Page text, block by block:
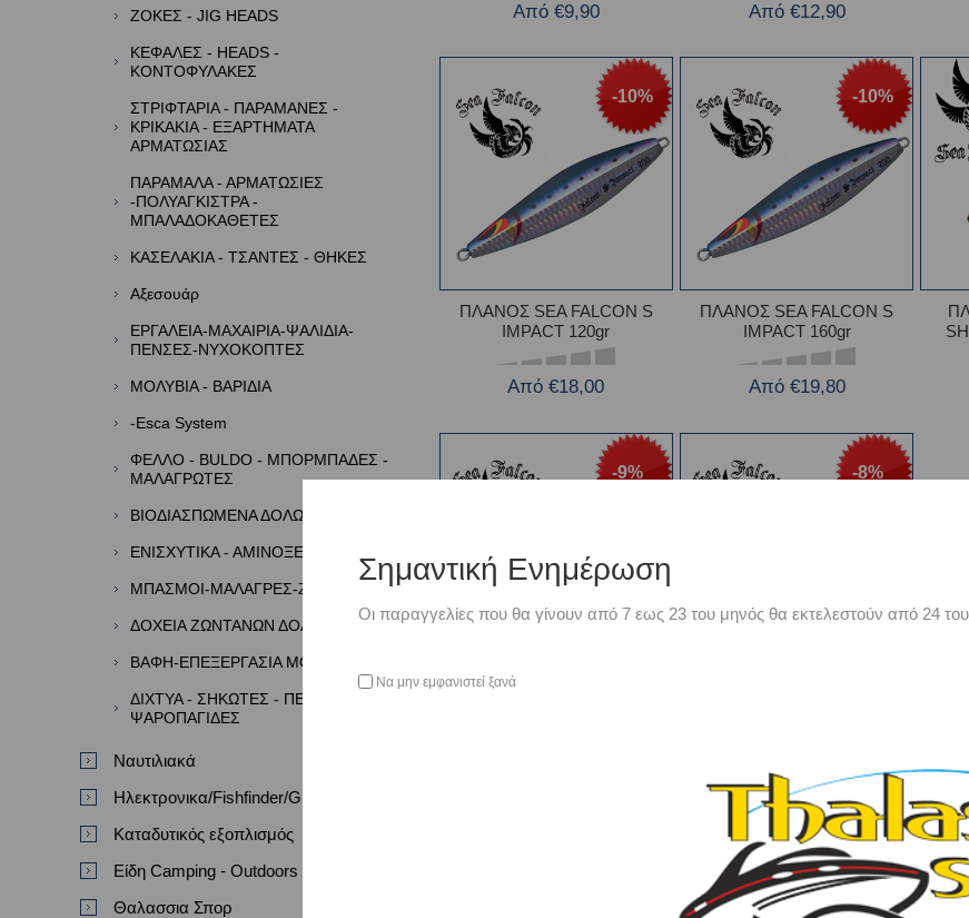
Από €9,90 Από €12,90
-10%
ΠΛΑΝΟΣ SEA FALCON S
IMPACT 120gr
Από €18,00
-10%
ΠΛΑΝΟΣ SEA FALCON S
IMPACT 160gr
Από €19,80
-9%
ΠΛΑΝΟΣ SEA FALCON
-8%
ΖΟΚΕΣ - JIG HEADS
ΚΕΦΑΛΕΣ - HEADS -
ΚΟΝΤΟΦΥΛΑΚΕΣ
ΣΤΡΙΦΤΑΡΙΑ - ΠΑΡΑΜΑΝΕΣ -
ΚΡΙΚΑΚΙΑ - ΕΞΑΡΤΗΜΑΤΑ
ΑΡΜΑΤΩΣΙΑΣ
ΠΑΡΑΜΑΛΑ - ΑΡΜΑΤΩΣΙΕΣ
-ΠΟΛΥΑΓΚΙΣΤΡΑ -
ΜΠΑΛΑΔΟΚΑΘΕΤΕΣ
ΚΑΣΕΛΑΚΙΑ - ΤΣΑΝΤΕΣ - ΘΗΚΕΣ
Αξεσουάρ
ΕΡΓΑΛΕΙΑ-ΜΑΧΑΙΡΙΑ-ΨΑΛΙΔΙΑ-
ΠΕΝΣΕΣ-ΝΥΧΟΚΟΠΤΕΣ
ΜΟΛΥΒΙΑ - ΒΑΡΙΔΙΑ
-Esca System
ΦΕΛΛΟ - BULDO - ΜΠΟΡΜΠΑΔΕΣ -
ΜΑΛΑΓΡΩΤΕΣ
ΒΙΟΔΙΑΣΠΩΜΕΝΑ ΔΟΛΩΜΑΤΑ
ΕΝΙΣΧΥΤΙΚΑ - ΑΜΙΝΟΞΕΑ - ΑΡΩΜΑΤΑ
ΜΠΑΣΜΟΙ-ΜΑΛΑΓΡΕΣ-ΖΥΜΕΣ
ΔΟΧΕΙΑ ΖΩΝΤΑΝΩΝ ΔΟΛΩΜΑΤΩΝ
ΒΑΦΗ-ΕΠΕΞΕΡΓΑΣΙΑ ΜΟΛΥΒΙΩΝ
ΔΙΧΤΥΑ - ΣΗΚΩΤΕΣ - ΠΕΖΟΒΟΛΑ -
ΨΑΡΟΠΑΓΙΔΕΣ
Ναυτιλιακά
Ηλεκτρονικα/Fishfinder/GPS/VHF
Καταδυτικός εξοπλισμός
Είδη Camping - Outdoors
Θαλασσια Σπορ
Σημαντική Ενημέρωση
Οι παραγγελίες που θα γίνουν από 7 εως 23 του μηνός θα εκτελεστούν από 24
Να μην εμφανιστεί ξανά